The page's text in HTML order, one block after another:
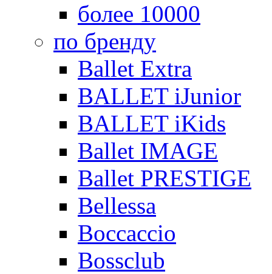
более 10000
по бренду
Ballet Extra
BALLET iJunior
BALLET iKids
Ballet IMAGE
Ballet PRESTIGE
Bellessa
Boccaccio
Bossclub